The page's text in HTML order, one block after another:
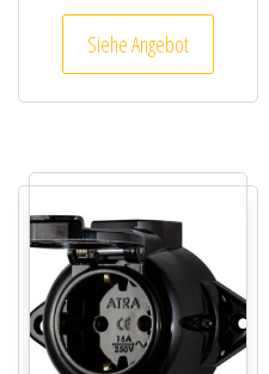
Siehe Angebot